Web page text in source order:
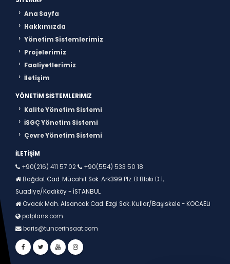
Ana Sayfa
Hakkımızda
Yönetim Sistemlerimiz
Projelerimiz
Faaliyetlerimiz
İletişim
YÖNETIM SISTEMLERIMIZ
Kalite Yönetim Sistemi
İSGÇ Yönetim Sistemi
Çevre Yönetim Sistemi
İLETIŞIM
+90(216) 411 57 02
+90(554) 533 50 18
Bağdat Cad. Mücahit Sok. Ark399 Plz. B Bloki D:1,
Suadiye/Kadıköy - İSTANBUL
Ovacık Mah. Alsancak Cad. Ezgi Sok. Kullar/Başiskele - KOCAELİ
palplans.com
baris@tuncerinsaat.com